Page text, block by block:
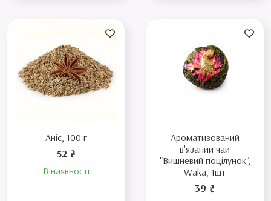
Аніс, 100 г
52 ₴
В наявності
Ароматизований
в'язаний чай
"Вишневий поцілунок",
Waka, 1шт
39 ₴